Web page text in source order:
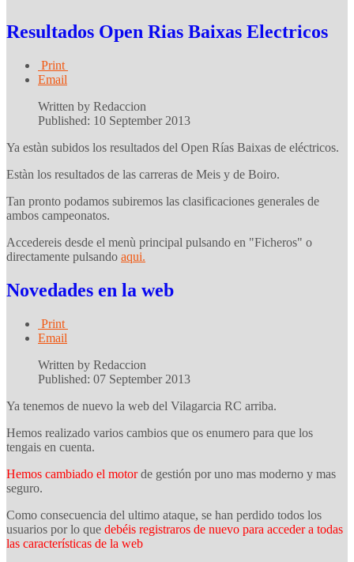
Resultados Open Rias Baixas Electricos
Print
Email
Written by Redaccion
Published: 10 September 2013
Ya estàn subidos los resultados del Open Rías Baixas de eléctricos.
Estàn los resultados de las carreras de Meis y de Boiro.
Tan pronto podamos subiremos las clasificaciones generales de
ambos campeonatos.
Accedereis desde el menù principal pulsando en "Ficheros" o
directamente pulsando aqui.
Novedades en la web
Print
Email
Written by Redaccion
Published: 07 September 2013
Ya tenemos de nuevo la web del Vilagarcia RC arriba.
Hemos realizado varios cambios que os enumero para que los
tengais en cuenta.
Hemos cambiado el motorde gestión por uno mas moderno y mas
seguro.
Como consecuencia del ultimo ataque, se han perdido todos los
usuarios por lo que debéis registraros de nuevo para acceder a todas
las características de la web